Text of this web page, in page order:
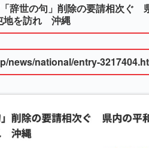
辞世の句」削除の要請相次ぐ
地を訪れ 沖縄
news/national/entry-